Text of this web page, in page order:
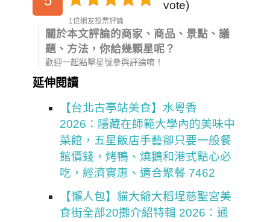
vote)
1位網友投票評論
關於本文評論的商家、商品、景點、議
題、方法，你給幾顆星呢？
歡迎一起點擊星號參與評論唷！
延伸閱讀
【台北古亭站美食】水粵香
2026：隱藏在師範大學內的美味中
菜館，五星飯店手藝卻只要一般餐
館價錢，烤鴨、燒鵝和港式點心必
吃，經濟實惠、適合聚餐 7462
【懶人包】貓大爺大稻埕慈聖宮美
食街全部20攤介紹特輯 2026：通